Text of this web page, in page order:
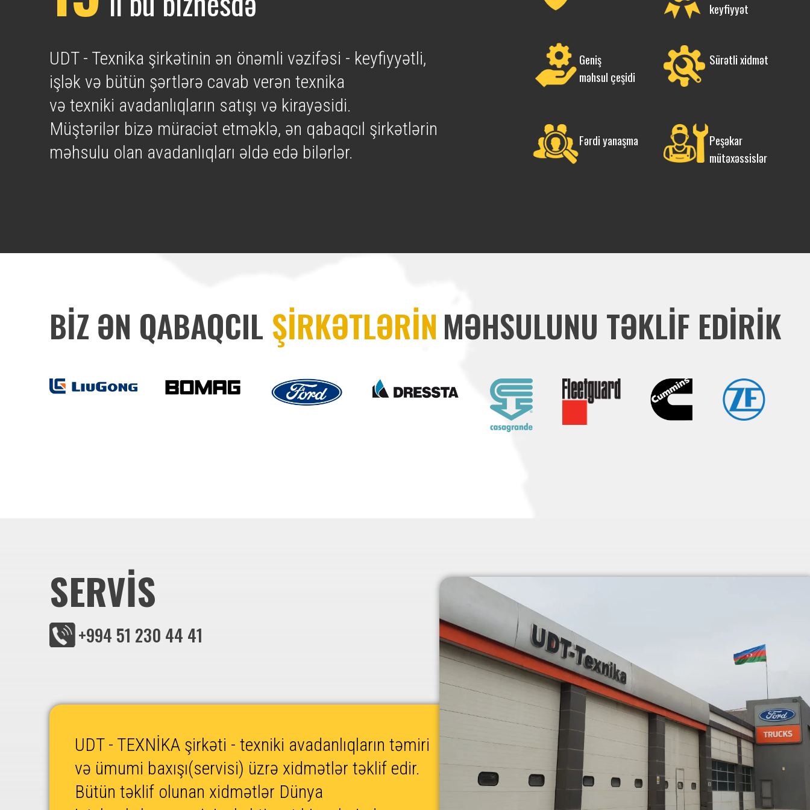
UDT - Texnika şirkətinin ən önəmli vəzifəsi - keyfiyyətli,
işlək və bütün şərtlərə cavab verən texnika
və texniki avadanlıqların satışı və kirayəsidi.
Müştərilər bizə müraciət etməklə, ən qabaqcıl şirkətlərin
məhsulu olan avadanlıqları əldə edə bilərlər.
keyfiyyət
Peşəkar
mütəxəssislər
Fərdi yanaşma
Geniş
məhsul çeşidi
Sürətli xidmət
BİZ ƏN QABAQCIL ŞİRKƏTLƏRİNMƏHSULUNU TƏKLİF EDİRİK
+994 51 230 44 41
UDT - TEXNİKA şirkəti - texniki avadanlıqların təmiri
və ümumi baxışı(servisi) üzrə xidmətlər təklif edir.
Bütün təklif olunan xidmətlər Dünya
SERVİS